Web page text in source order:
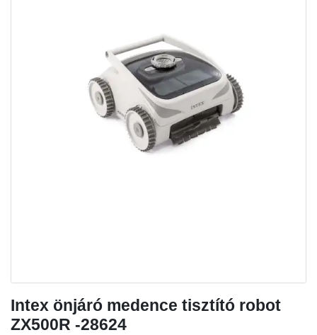
Intex önjáró medence tisztító robot
ZX500R -28624